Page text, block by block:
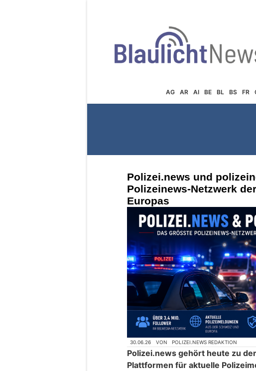
AG AR AI BE BL BS FR
Polizei.news und
Polizeinews-Netzwerk
Europas
30.06.26 VON POLIZEI.NEWS REDAKTION
Polizei.news gehört heute zu
Plattformen für aktuelle